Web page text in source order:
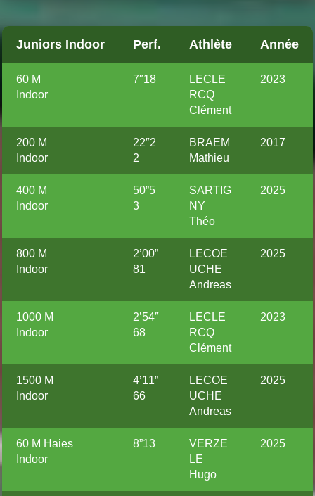
Juniors Indoor Perf. Athlète Année
60 M
Indoor
7″18
LECLE
RCQ
Clément
2023
200 M
Indoor
22″2
2
BRAEM
Mathieu
2017
400 M
Indoor
50”5
3
SARTIG
NY
Théo
2025
800 M
Indoor
2’00”
81
LECOE
UCHE
Andreas
2025
1000 M
Indoor
2’54″
68
LECLE
RCQ
Clément
2023
1500 M
Indoor
4’11”
66
LECOE
UCHE
Andreas
2025
60 M Haies
Indoor
8”13
VERZE
LE
Hugo
2025